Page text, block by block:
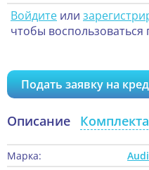
Войдите или
чтобы
Подать заявку на
Описание
Марка:
Audi